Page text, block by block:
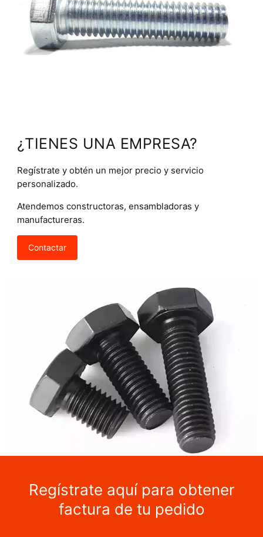
¿TIENES UNA EMPRESA?
Regístrate y obtén un mejor precio y servicio
personalizado.
Atendemos constructoras, ensambladoras y
manufactureras.
Contactar
Regístrate aquí para obtener
factura de tu pedido